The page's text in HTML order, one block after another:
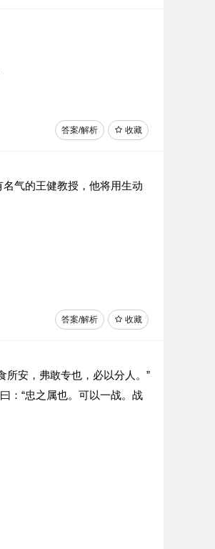
收藏
答案/解析
气的王健教授，他将用生动
收藏
答案/解析
所安，弗敢专也，必以分人。”
：“忠之属也。可以一战。战